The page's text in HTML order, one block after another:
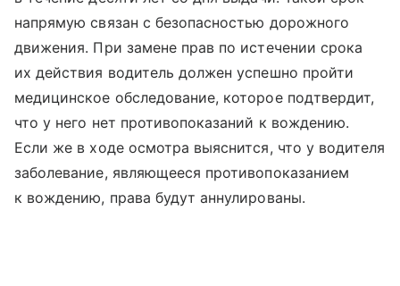
напрямую связан с безопасностью дорожного
движения. При замене прав по истечении срока
их действия водитель должен успешно пройти
медицинское обследование, которое подтвердит,
что у него нет противопоказаний к вождению.
Если же в ходе осмотра выяснится, что у водителя
заболевание, являющееся противопоказанием
к вождению, права будут аннулированы.